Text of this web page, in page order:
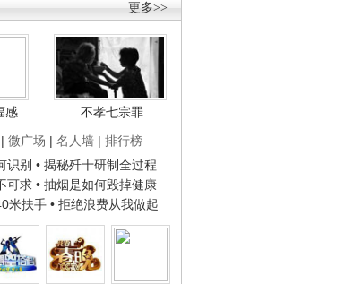
更多>>
感
不孝七宗罪
| 微广场 | 名人墙 | 排行榜
识别 • 揭秘歼十研制全过程
可求 • 抽烟是如何毁掉健康
米扶手 • 拒绝浪费从我做起